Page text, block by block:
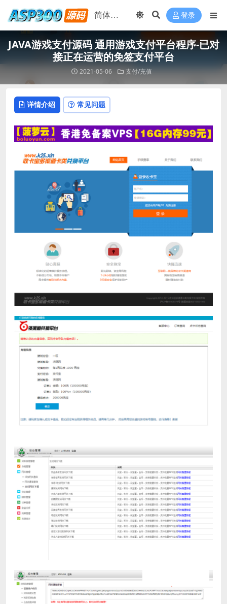
登录
JAVA游戏支付源码 通用游戏支付平台程序-已对
接正在运营的免签支付平台
2021-05-06 支付/充值
详情介绍 常见问题